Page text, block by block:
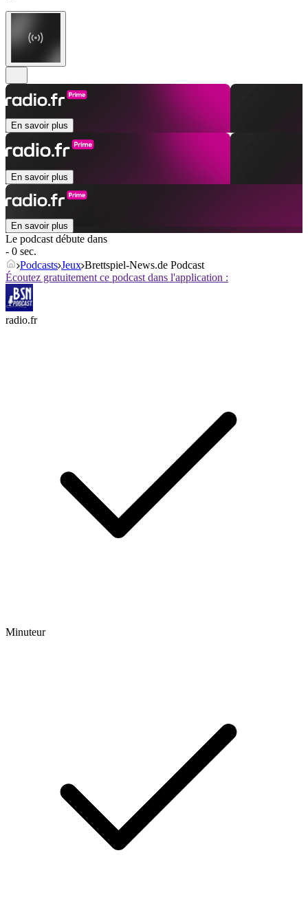
En savoir plus
En savoir plus
En savoir plus
Le podcast débute dans
- 0 sec.
Podcasts Jeux Brettspiel-News.de Podcast
Écoutez gratuitement ce podcast dans l'application :
radio.fr
Minuteur